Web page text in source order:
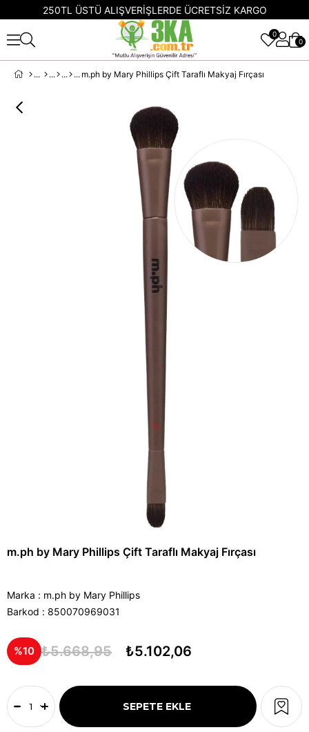
250TL ÜSTÜ ALIŞVERİŞLERDE ÜCRETSİZ KARGO
0
0
m.ph by Mary Phillips Çift Taraflı Makyaj Fırçası
m.ph by Mary Phillips Çift Taraflı Makyaj Fırçası
Marka : m.ph by Mary Phillips
Barkod : 850070969031
10 ₺5.668,95 ₺5.102,06